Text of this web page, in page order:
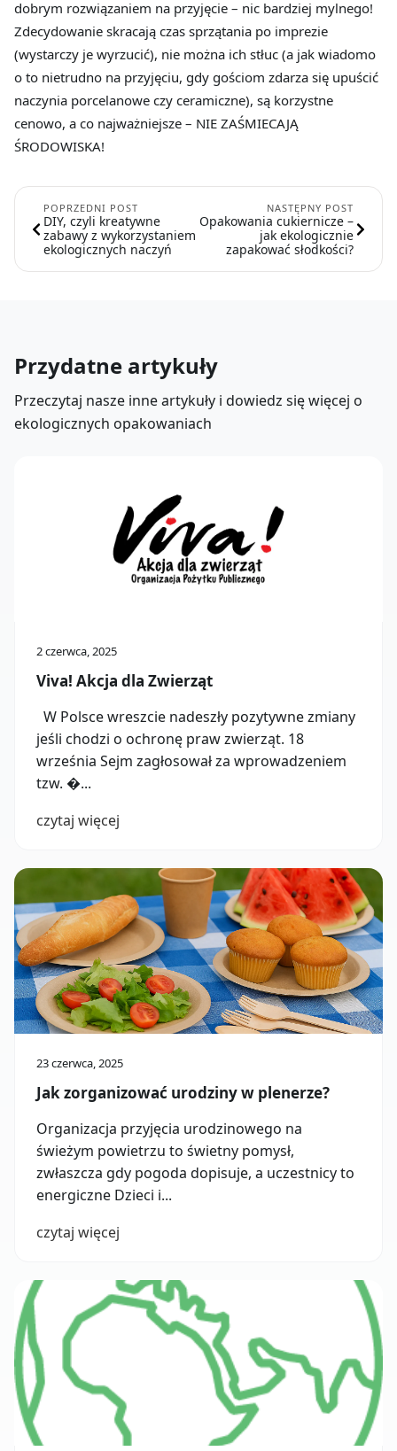
dobrym rozwiązaniem na przyjęcie – nic bardziej mylnego!
Zdecydowanie skracają czas sprzątania po imprezie
(wystarczy je wyrzucić), nie można ich stłuc (a jak wiadomo
o to nietrudno na przyjęciu, gdy gościom zdarza się upuścić
naczynia porcelanowe czy ceramiczne), są korzystne
cenowo, a co najważniejsze – NIE ZAŚMIECAJĄ
ŚRODOWISKA!
POPRZEDNI POST
DIY, czyli kreatywne
zabawy z wykorzystaniem
ekologicznych naczyń
NASTĘPNY POST
Opakowania cukiernicze –
jak ekologicznie
zapakować słodkości?
Przydatne artykuły
Przeczytaj nasze inne artykuły i dowiedz się więcej o
ekologicznych opakowaniach
2 czerwca, 2025
Viva! Akcja dla Zwierząt
W Polsce wreszcie nadeszły pozytywne zmiany
jeśli chodzi o ochronę praw zwierząt. 18
września Sejm zagłosował za wprowadzeniem
tzw. �...
czytaj więcej
23 czerwca, 2025
Jak zorganizować urodziny w plenerze?
Organizacja przyjęcia urodzinowego na
świeżym powietrzu to świetny pomysł,
zwłaszcza gdy pogoda dopisuje, a uczestnicy to
energiczne Dzieci i...
czytaj więcej